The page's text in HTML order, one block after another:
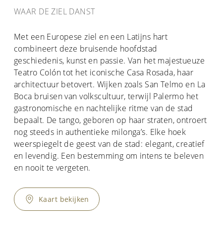
WAAR DE ZIEL DANST
Met een Europese ziel en een Latijns hart
combineert deze bruisende hoofdstad
geschiedenis, kunst en passie. Van het majestueuze
Teatro Colón tot het iconische Casa Rosada, haar
architectuur betovert. Wijken zoals San Telmo en La
Boca bruisen van volkscultuur, terwijl Palermo het
gastronomische en nachtelijke ritme van de stad
bepaalt. De tango, geboren op haar straten, ontroert
nog steeds in authentieke milonga’s. Elke hoek
weerspiegelt de geest van de stad: elegant, creatief
en levendig. Een bestemming om intens te beleven
en nooit te vergeten.
Kaart bekijken